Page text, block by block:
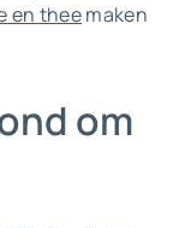
en theemaken
om